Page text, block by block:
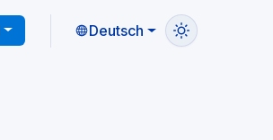
Deutsch